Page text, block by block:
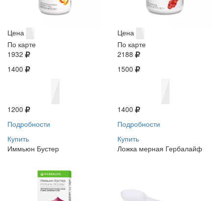
Цена
По карте
1932
1400
1200
Подробности
Купить
Цена
По карте
2188
1500
1400
Подробности
Купить
Иммьюн Бустер
Ложка мерная Гербалайф